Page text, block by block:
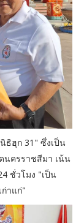
ธิฮุก 31" ซึ่งเป็น
นครราชสีมา เน้น
ชั่วโมง "เป็น
าแก่"